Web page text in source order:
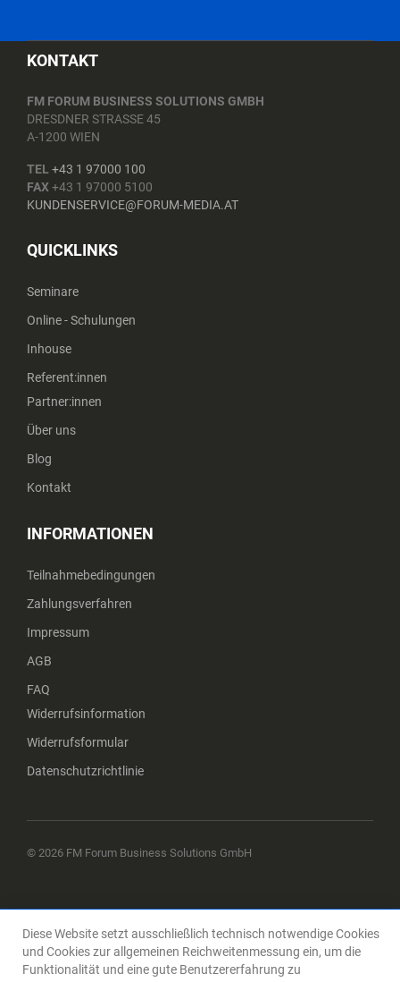
KONTAKT
FM FORUM BUSINESS SOLUTIONS GMBH
DRESDNER STRASSE 45
A-1200 WIEN
TEL +43 1 97000 100
FAX+43 1 97000 5100
KUNDENSERVICE@FORUM-MEDIA.AT
QUICKLINKS
Seminare
Online - Schulungen
Inhouse
Referent:innen
Partner:innen
Über uns
Blog
Kontakt
INFORMATIONEN
Teilnahmebedingungen
Zahlungsverfahren
Impressum
AGB
FAQ
Widerrufsinformation
Widerrufsformular
Datenschutzrichtlinie
© 2026 FM Forum Business Solutions GmbH
Diese Website setzt ausschließlich technisch notwendige Cookies
und Cookies zur allgemeinen Reichweitenmessung ein, um die
Funktionalität und eine gute Benutzererfahrung zu